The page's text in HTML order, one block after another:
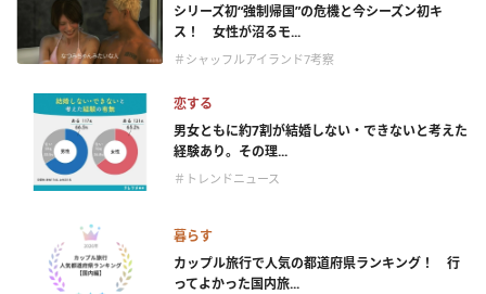
シリーズ初“強制帰国”の危機と今シーズン初キ
ス！ 女性が沼るモ...
＃シャッフルアイランド7考察
恋する
男女ともに約7割が結婚しない・できないと考えた
経験あり。その理...
＃トレンドニュース
暮らす
カップル旅行で人気の都道府県ランキング！ 行
ってよかった国内旅...